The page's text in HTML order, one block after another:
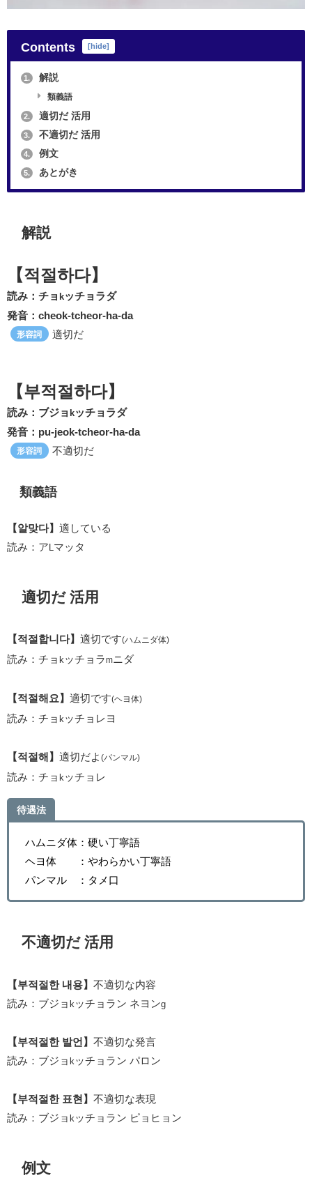
Contents hide
1. 解説
類義語
2. 適切だ 活用
3. 不適切だ 活用
4. 例文
5. あとがき
解説
【적절하다】
読み：チョ kッチョラダ
発音：cheok-tcheor-ha-da
形容詞 適切だ
【부적절하다】
読み：ブジョ kッチョラダ
発音：pu-jeok-tcheor-ha-da
形容詞 不適切だ
類義語
【알맞다】 適している
読み：ア マッタ
適切だ 活用
【적절합니다】 適切です(ハムニダ体)
読み：チョ k ッチョラmニダ
【적절해요】 適切です(ヘヨ体)
読み：チョ k ッチョレヨ
【적절해】 適切だよ (パンマル)
読み：チョ k ッチョレ
待遇法
ハムニダ体：硬い丁寧語
ヘヨ体 ：やわらかい丁寧語
パンマル ：タメ口
不適切だ 活用
【부적절한 내용】 不適切な内容
読み：ブジョ k ッチョラン ネヨンg
【부적절한 발언】 不適切な発言
読み：ブジョ k ッチョラン パロン
【부적절한 표현】 不適切な表現
読み：ブジョ k ッチョラン ピョヒョン
例文